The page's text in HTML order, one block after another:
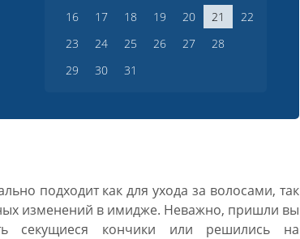
16
17 18 19 20 21
22
23
24 25 26 27
28
29
30 31
подходит как для ухода за волосами, так
изменений в имидже. Неважно, пришли вы
секущиеся кончики или решились на